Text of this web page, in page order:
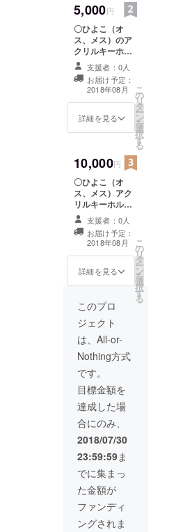
5,000円
〇ひよこ（オ
ス、メス）のア
クリルキーホル
ダー 各１ 〇ひ
よこ（ランダ
ム）アクリルス
タンド 〇美脚シ
リーズ（ひよ
こ、象、タコ、
きイラスト ミ
ニ色紙 〇手書き
お手紙
支援者：0人
お届け予定：
2018年08月
詳細を見る
こ
の
リ
タ
ー
ン
を
選
択
す
る
10,000円
〇ひよこ（オ
ス、メス）アク
リルキーホル
ダー 各１ 〇ひ
よこ（ランダ
ム）アクリルス
タンド 〇美脚
シリーズ（ラン
ダム）缶バッ
リーズ Tシャツ
〇手書きイラス
ト 大色紙 〇手
書き手紙
支援者：0人
お届け予定：
2018年08月
詳細を見る
こ
の
リ
タ
ー
ン
を
選
択
す
る
このプロ
ジェクト
は、All-or-
Nothing方式
です。
目標金額を
達成した場
合にのみ、
2018/07/30
23:59:59ま
でに集まっ
た金額が
ファンディ
ングされま